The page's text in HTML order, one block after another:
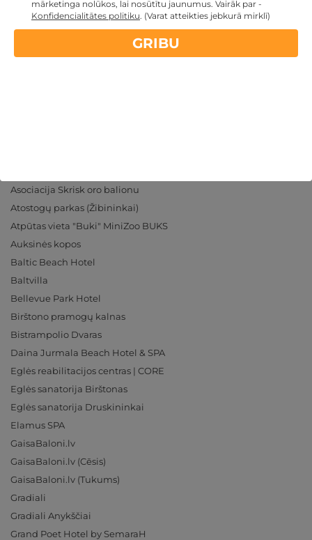
+37126001060
info@gribuatpusties.lv
I - VII
Asociacija Skrisk oro balionu
Atostogų parkas (Žibininkai)
Atpūtas vieta "Buki" MiniZoo BUKS
Auksinės kopos
Baltic Beach Hotel
Baltvilla
Bellevue Park Hotel
Birštono pramogų kalnas
Bistrampolio Dvaras
Daina Jurmala Beach Hotel & SPA
Eglės reabilitacijos centras | CORE
Eglės sanatorija Birštonas
Eglės sanatorija Druskininkai
Elamus SPA
GaisaBaloni.lv
GaisaBaloni.lv (Cēsis)
GaisaBaloni.lv (Tukums)
Gradiali
Gradiali Anykščiai
Grand Poet Hotel by SemaraH
mārketinga nolūkos, lai nosūtītu jaunumus. Vairāk par -
Konfidencialitātes politiku. (Varat atteikties jebkurā mirklī)
GRIBU